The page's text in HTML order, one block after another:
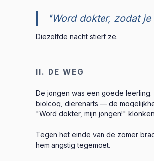
"Word dokter, zodat
Diezelfde nacht stierf ze.
II. DE WEG
De jongen was een goede leerling.
bioloog, dierenarts — de
"Word dokter, mijn jongen!"
Tegen het einde van de zomer
hem angstig tegemoet.